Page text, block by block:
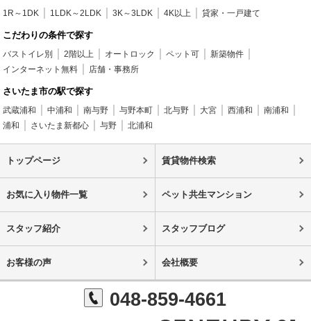
1R～1DK 1LDK～2LDK 3K～3LDK 4K以上 貸家・一戸建て
こだわりの条件で探す
バストイレ別 2階以上 オートロック ペット可
新築物件
インターネット無料
店舗・事務所
さいたま市の駅で探す
武蔵浦和 中浦和 南与野 与野本町 北与野 大宮 西浦和
南浦和
浦和
さいたま新都心 与野 北浦和
トップページ 賃貸物件検索
お気に入り物件一覧 ペット共生マンション
スタッフ紹介 スタッフブログ
お客様の声 会社概要
048-859-4661